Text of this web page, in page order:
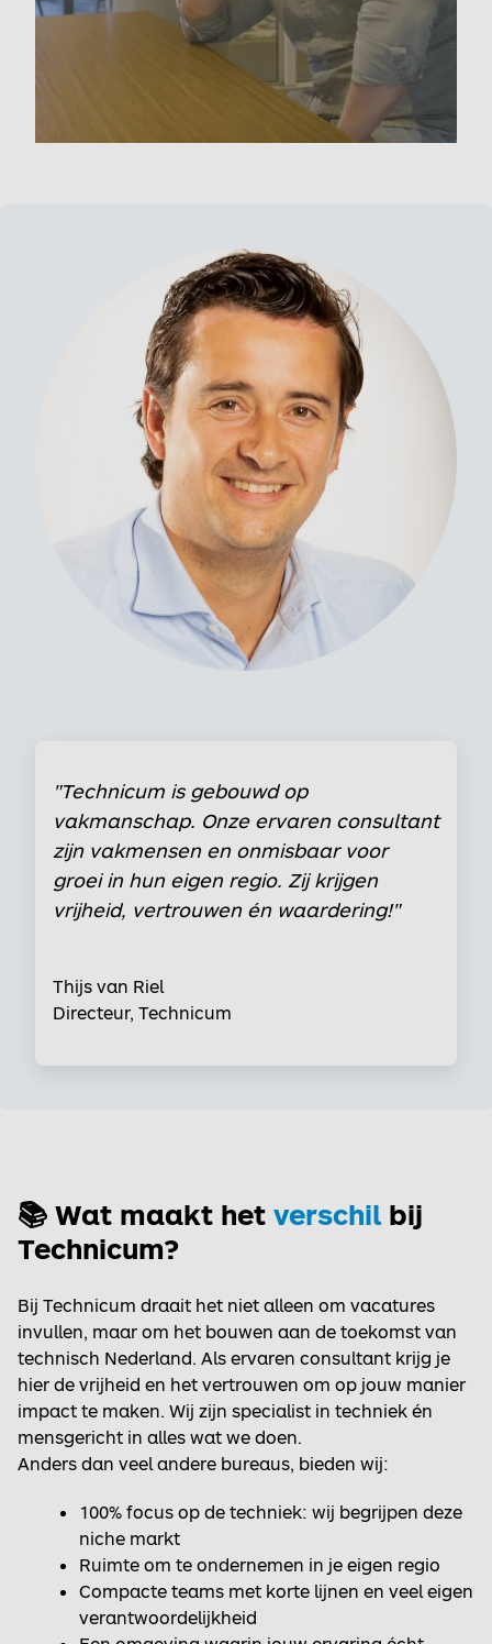
"Technicum is gebouwd op
vakmanschap. Onze ervaren consultant
zijn vakmensen en onmisbaar voor
groei in hun eigen regio. Zij krijgen
vrijheid, vertrouwen én waardering!"
Thijs van Riel
Directeur, Technicum
📚 Wat maakt het verschil bij
Technicum?
Bij Technicum draait het niet alleen om vacatures
invullen, maar om het bouwen aan de toekomst van
technisch Nederland. Als ervaren consultant krijg je
hier de vrijheid en het vertrouwen om op jouw manier
impact te maken. Wij zijn specialist in techniek én
mensgericht in alles wat we doen.
Anders dan veel andere bureaus, bieden wij:
100% focus op de techniek: wij begrijpen deze
niche markt
Ruimte om te ondernemen in je eigen regio
Compacte teams met korte lijnen en veel eigen
verantwoordelijkheid